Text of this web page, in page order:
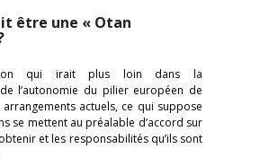
être une « Otan
qui irait plus loin dans la
l’autonomie du pilier européen de
arrangements actuels, ce qui suppose
se mettent au préalable d’accord sur
et les responsabilités qu’ils sont